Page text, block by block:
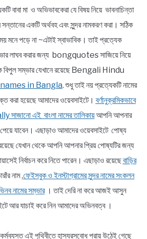
বাবা মা ও অভিভাবকেরা যে বিষয় নিয়ে ভাবনাচিন্তা
একটি অর্থবহ এবং সুন্দর নামকরণ করা। সঠিক
মনে পড়ে না ~এটাই স্বাভাবিক। তাই প্রত্যেক
লাঘব করার জন্য bongquotes সাজিয়ে নিয়ে
বিপুল সম্ভার যেখানে রয়েছে Bengali Hindu
in Bangla. শুধু তাই নয় প্রত্যেকটি নামের
করা হয়েছে আমাদের ওয়েবসাইটে। বর্ণানুক্রমিকভাবে
এই বাংলা নামের তালিকায়আপনি আপনার
পেয়ে যাবেন। এছাড়াও আমাদের ওয়েবসাইটে পোষ্য
রয়েছে যেখান থেকে আপনি আপনার প্রিয় পোষ্যটির জন্য
নির্বাচন করে নিতে পারেন। এছাড়াও রয়েছেবাড়ির
নাম ,ফেইসবুক ও ইনস্টাগ্রামের সুন্দর নামের সংকলন
নামের সম্ভার। তাই দেরি না করে আজই আসুন
আর যাচাই করে নিন আমাদের অভিনবত্ব ।
এই পৃথিবীতে হাস্যরসবোধ প্রায় উঠেই গেছে